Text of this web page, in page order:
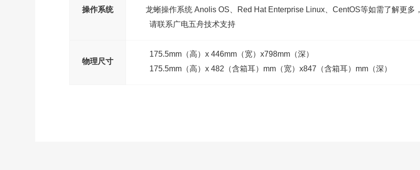
操作系统
龙蜥操作系统 Anolis OS、Red Hat Enterprise Linux、CentOS等如需了解更多，
请联系广电五舟技术支持
物理尺寸
175.5mm（高）x 446mm（宽）x798mm（深）
175.5mm（高）x 482（含箱耳）mm（宽）x847（含箱耳）mm（深）